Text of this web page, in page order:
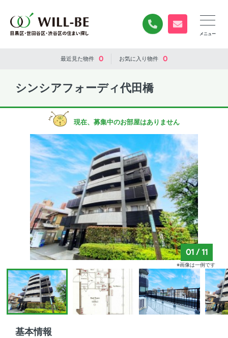
0120-840-834
無料お問い合
最近見た物件 0 お気に入り物件 0
シンシアフォーディ代田橋
現在、募集中のお部屋はありません
基本情報
01 /11
※画像は一例です